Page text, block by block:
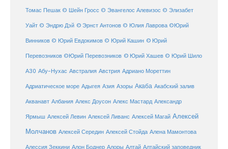
Томас Пешак © Шейн Гросс © Эвангелос Алевизос © Элизабет
Уайт © Эндрю Дэй © Эрнст Антонов © Юлия Лаврова ©Юрий
Винников © Юрий Евдокимов © Юрий Кашин © Юрий
Перевозников ©Юрий Перевозников © Юрий Хашев © Юрий Шило
А30 Абу-Нухас Австралия Австрия Адриано Мореттин
Адриатическое море Адыгея Азия Азоры Акаба Акабский залив
Акванавт Албания Алекс Доусон Алекс Мастард Александр
Ярмыш Алексей Левин Алексей Ливанс Алексей Магай Алексей
Молчанов Алексей Середин Алексей Стойда Алена Мамонтова
Алессия Зеккини Алон Боднер Алоры Алтай Алтайский заповедник